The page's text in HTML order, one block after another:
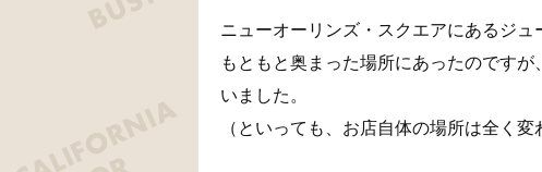
ニューオーリンズ・スクエアにあるジュ
もともと奥まった場所にあったのです
いました。
（といっても、お店自体の場所は全く変